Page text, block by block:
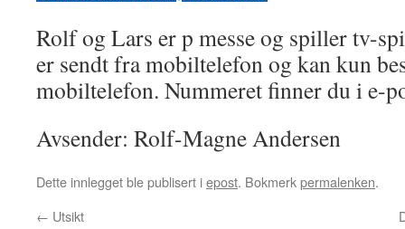
Rolf og Lars er p messe og spiller tv-
er sendt fra mobiltelefon og kan kun
mobiltelefon. Nummeret finner du i e-
Avsender: Rolf-Magne Andersen
Dette innlegget ble publisert iepost. Bokmerkpermalenken.
← Utsikt